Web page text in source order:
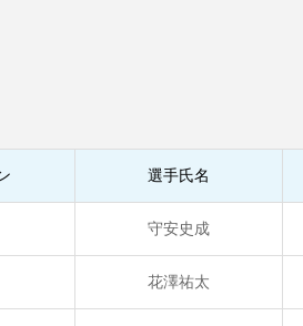
選手氏名
守安史成
花澤祐太